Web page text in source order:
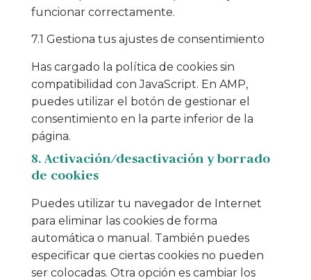
funcionar correctamente.
7.1 Gestiona tus ajustes de consentimiento
Has cargado la política de cookies sin
compatibilidad con JavaScript. En AMP,
puedes utilizar el botón de gestionar el
consentimiento en la parte inferior de la
página.
8. Activación/desactivación y borrado
de cookies
Puedes utilizar tu navegador de Internet
para eliminar las cookies de forma
automática o manual. También puedes
especificar que ciertas cookies no pueden
ser colocadas. Otra opción es cambiar los